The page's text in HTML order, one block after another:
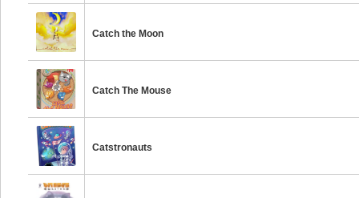
Catch the Moon
Catch The Mouse
Catstronauts